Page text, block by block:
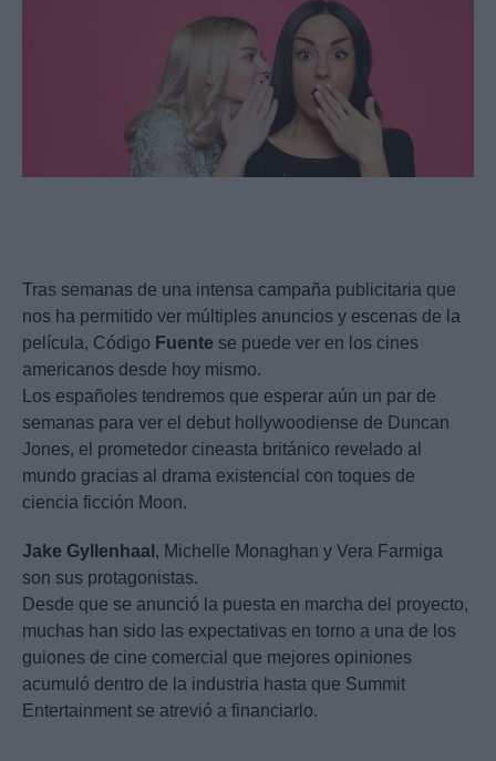
Tras semanas de una intensa campaña publicitaria que
nos ha permitido ver múltiples anuncios y escenas de la
película, Código Fuente se puede ver en los cines
americanos desde hoy mismo.
Los españoles tendremos que esperar aún un par de
semanas para ver el debut hollywoodiense de Duncan
Jones, el prometedor cineasta británico revelado al
mundo gracias al drama existencial con toques de
ciencia ficción Moon.
Jake Gyllenhaal , Michelle Monaghan y Vera Farmiga
son sus protagonistas.
Desde que se anunció la puesta en marcha del proyecto,
muchas han sido las expectativas en torno a una de los
guiones de cine comercial que mejores opiniones
acumuló dentro de la industria hasta que Summit
Entertainment se atrevió a financiarlo.